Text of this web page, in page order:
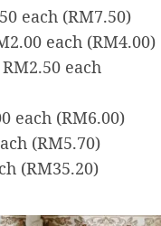
each (RM7.50)
each (RM4.00)
each
each (RM6.00)
(RM5.70)
(RM35.20)